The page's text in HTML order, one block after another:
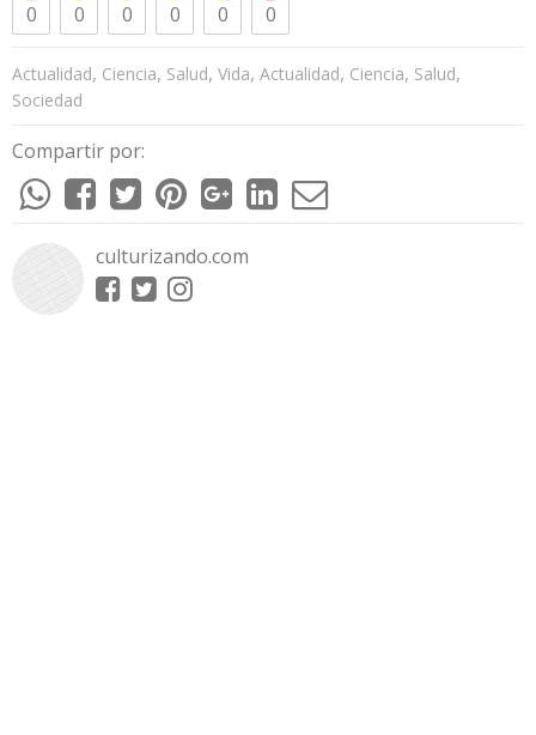
0 0 0 0 0 0
Actualidad, Ciencia, Salud, Vida, Actualidad, Ciencia, Salud,
Sociedad
Compartir por:
culturizando.com